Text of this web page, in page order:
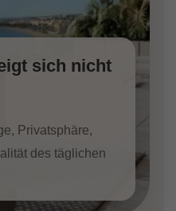
sich nicht
Privatsphäre,
des täglichen